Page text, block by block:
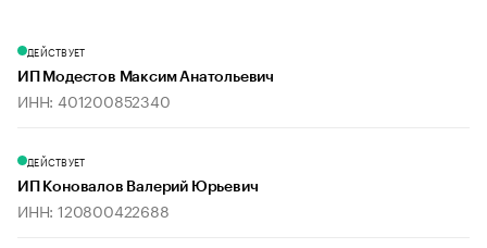
ДЕЙСТВУЕТ
ИП Модестов Максим Анатольевич
ИНН: 401200852340
ДЕЙСТВУЕТ
ИП Коновалов Валерий Юрьевич
ИНН: 120800422688